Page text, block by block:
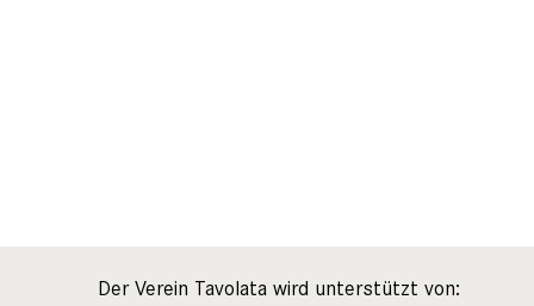
Der Verein Tavolata wird unterstützt von: